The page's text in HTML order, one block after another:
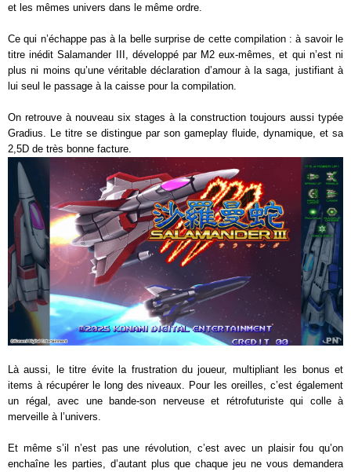
et les mêmes univers dans le même ordre.
Ce qui n’échappe pas à la belle surprise de cette compilation : à savoir le
titre inédit Salamander III, développé par M2 eux-mêmes, et qui n’est ni
plus ni moins qu’une véritable déclaration d’amour à la saga, justifiant à
lui seul le passage à la caisse pour la compilation.
On retrouve à nouveau six stages à la construction toujours aussi typée
Gradius. Le titre se distingue par son gameplay fluide, dynamique, et sa
2,5D de très bonne facture.
Là aussi, le titre évite la frustration du joueur, multipliant les bonus et
items à récupérer le long des niveaux. Pour les oreilles, c’est également
un régal, avec une bande-son nerveuse et rétrofuturiste qui colle à
merveille à l’univers.
Et même s’il n’est pas une révolution, c’est avec un plaisir fou qu’on
enchaîne les parties, d’autant plus que chaque jeu ne vous demandera